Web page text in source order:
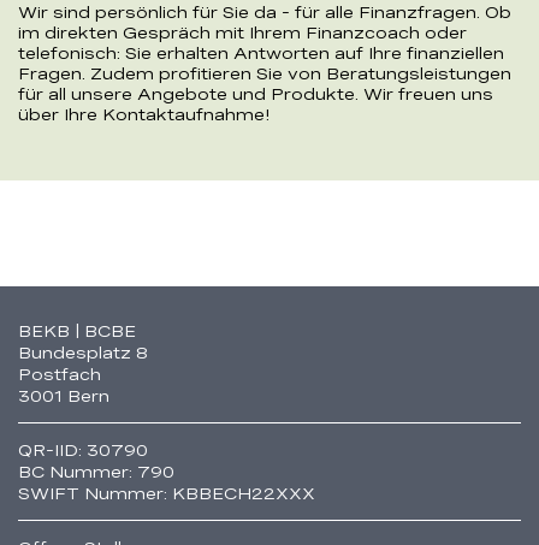
Wir sind persönlich für Sie da - für alle Finanzfragen. Ob
im direkten Gespräch mit Ihrem Finanzcoach oder
telefonisch: Sie erhalten Antworten auf Ihre finanziellen
Fragen. Zudem profitieren Sie von Beratungsleistungen
für all unsere Angebote und Produkte. Wir freuen uns
über Ihre Kontaktaufnahme!
Fusszeile
BEKB | BCBE
Bundesplatz 8
Postfach
3001 Bern
QR-IID: 30790
BC Nummer: 790
SWIFT Nummer: KBBECH22XXX